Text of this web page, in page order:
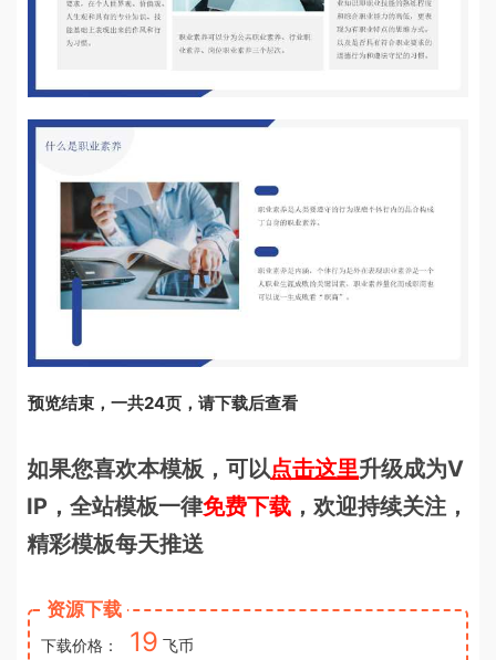
预览结束，一共24页，请下载后查看
如果您喜欢本模板，可以点击这里升级成为V
IP，全站模板一律免费下载 ，欢迎持续关注，
精彩模板每天推送
资源下载
下载价格： 19 飞币